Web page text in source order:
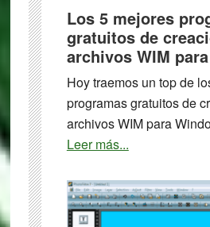
Los 5 mejores
gratuitos de
archivos WIM
Hoy traemos un top de
programas gratuitos de
archivos WIM para
Leer más...about
5
mejores